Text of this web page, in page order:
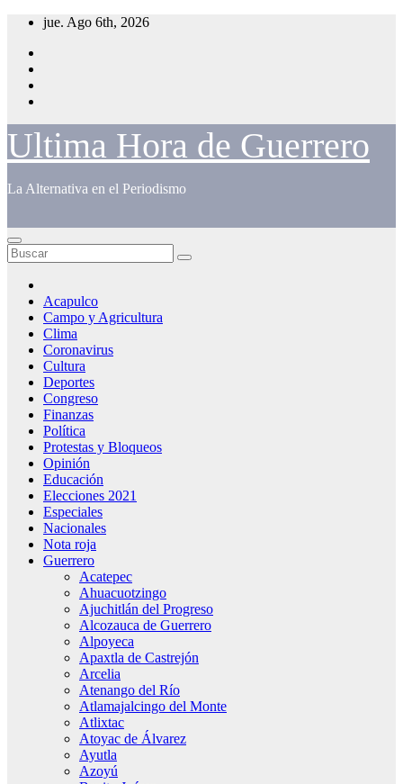
Saltar
contenido
jue. Ago 6th, 2026
Ultima Hora de Guerrero
La Alternativa en el Periodismo
Acapulco
Campo y Agricultura
Clima
Coronavirus
Cultura
Deportes
Congreso
Finanzas
Política
Protestas y Bloqueos
Opinión
Educación
Elecciones 2021
Especiales
Nacionales
Nota roja
Guerrero
Acatepec
Ahuacuotzingo
Ajuchitlán del Progreso
Alcozauca de Guerrero
Alpoyeca
Apaxtla de Castrejón
Arcelia
Atenango del Río
Atlamajalcingo del Monte
Atlixtac
Atoyac de Álvarez
Ayutla
Azoyú